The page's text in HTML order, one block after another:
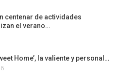
centenar de actividades
el verano…
Home’, la valiente y personal…